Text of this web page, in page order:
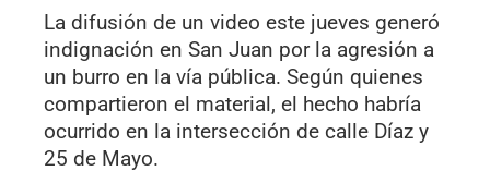
La difusión de un video este jueves generó
indignación en San Juan por la agresión a
un burro en la vía pública. Según quienes
compartieron el material, el hecho habría
ocurrido en la intersección de calle Díaz y
25 de Mayo.